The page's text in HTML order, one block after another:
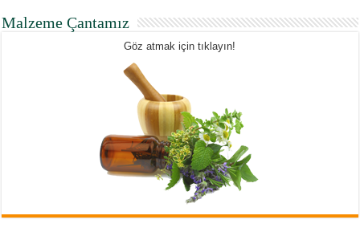
Malzeme Çantamız
Göz atmak için tıklayın!